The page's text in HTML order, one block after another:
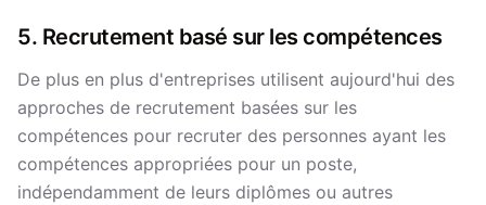
5. Recrutement basé sur les compétences
De plus en plus d'entreprises utilisent aujourd'hui des
approches de recrutement basées sur les
compétences pour recruter des personnes ayant les
compétences appropriées pour un poste,
indépendamment de leurs diplômes ou autres